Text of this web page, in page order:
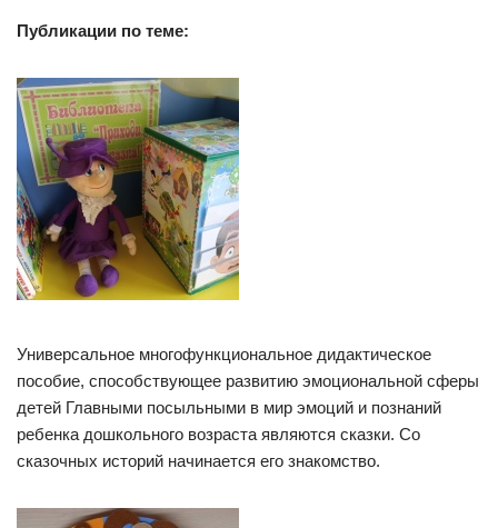
Публикации по теме:
Универсальное многофункциональное дидактическое
пособие, способствующее развитию эмоциональной сферы
детей Главными посыльными в мир эмоций и познаний
ребенка дошкольного возраста являются сказки. Со
сказочных историй начинается его знакомство.